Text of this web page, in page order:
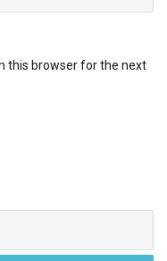
this browser for the next